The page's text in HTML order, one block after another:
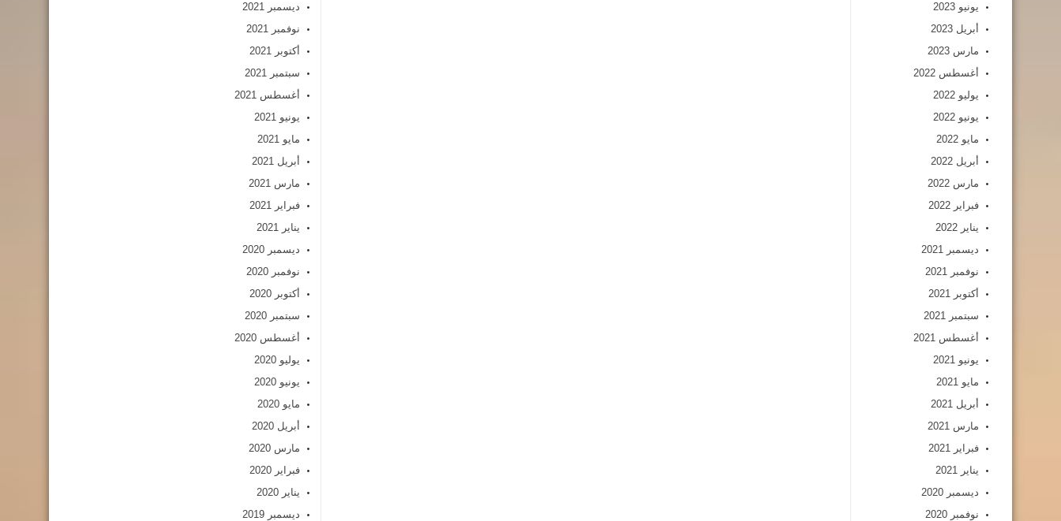
يونيو 2023
أبريل 2023
مارس 2023
أغسطس 2022
يوليو 2022
يونيو 2022
مايو 2022
أبريل 2022
مارس 2022
فبراير 2022
يناير 2022
ديسمبر 2021
نوفمبر 2021
أكتوبر 2021
سبتمبر 2021
أغسطس 2021
يونيو 2021
مايو 2021
أبريل 2021
مارس 2021
فبراير 2021
يناير 2021
ديسمبر 2020
نوفمبر 2020
ديسمبر 2021
نوفمبر 2021
أكتوبر 2021
سبتمبر 2021
أغسطس 2021
يونيو 2021
مايو 2021
أبريل 2021
مارس 2021
فبراير 2021
يناير 2021
ديسمبر 2020
نوفمبر 2020
أكتوبر 2020
سبتمبر 2020
أغسطس 2020
يوليو 2020
يونيو 2020
مايو 2020
أبريل 2020
مارس 2020
فبراير 2020
يناير 2020
ديسمبر 2019